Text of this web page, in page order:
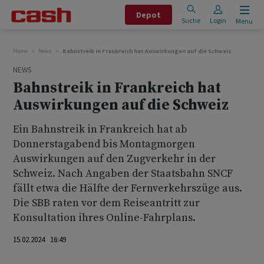
Depot
Suche Login Menu
Home News Bahnstreik in Frankreich hat Auswirkungen auf die Schweiz
NEWS
Bahnstreik in Frankreich hat
Auswirkungen auf die Schweiz
Ein Bahnstreik in Frankreich hat ab
Donnerstagabend bis Montagmorgen
Auswirkungen auf den Zugverkehr in der
Schweiz. Nach Angaben der Staatsbahn SNCF
fällt etwa die Hälfte der Fernverkehrszüge aus.
Die SBB raten vor dem Reiseantritt zur
Konsultation ihres Online-Fahrplans.
15.02.2024 16:49